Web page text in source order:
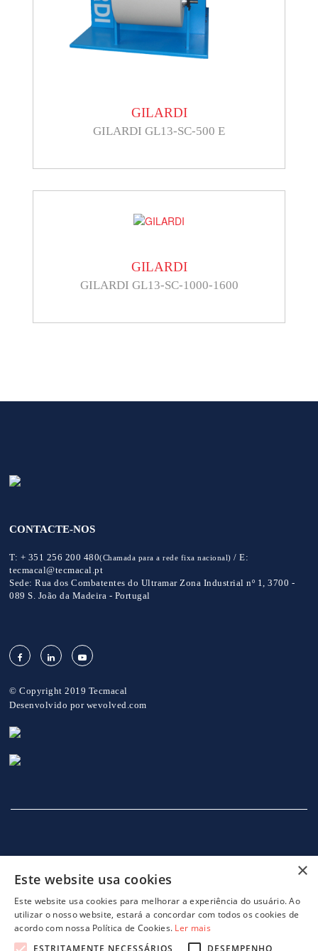
GILARDI
GILARDI GL13-SC-500 E
GILARDI
GILARDI GL13-SC-1000-1600
CONTACTE-NOS
T: + 351 256 200 480(Chamada para a rede fixa nacional) /E:
tecmacal@tecmacal.pt
Sede: Rua dos Combatentes do Ultramar Zona Industrial nº 1, 3700 -
089 S. João da Madeira - Portugal
© Copyright 2019 Tecmacal
Desenvolvido por wevolved.com
INÍCIO EMPRESA SERVIÇOS ×
Este website usa cookies
Este website usa cookies para melhorar a experiência do usuário. Ao
utilizar o nosso website, estará a concordar com todos os cookies de
acordo com nossa Política de Cookies. Ler mais
ESTRITAMENTE NECESSÁRIOS
DESEMPENHO